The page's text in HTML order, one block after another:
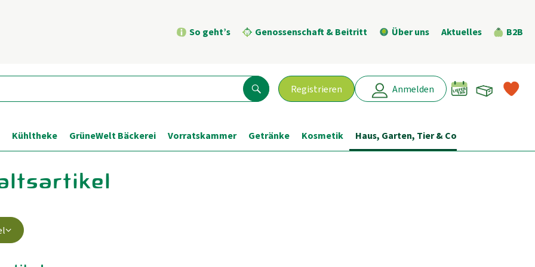
So geht’s Genossenschaft & Beitritt Über uns Aktuelles B2B
Registrieren Anmelden
Suchen
Kühltheke GrüneWelt Bäckerei Vorratskammer Getränke Kosmetik Haus, Garten, Tier & Co